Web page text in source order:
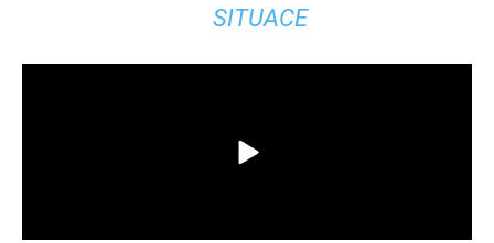
SITUACE